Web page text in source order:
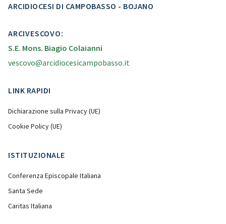
ARCIDIOCESI DI CAMPOBASSO - BOJANO
ARCIVESCOVO:
S.E. Mons. Biagio Colaianni
vescovo@arcidiocesicampobasso.it
LINK RAPIDI
Dichiarazione sulla Privacy (UE)
Cookie Policy (UE)
ISTITUZIONALE
Conferenza Episcopale Italiana
Santa Sede
Caritas Italiana